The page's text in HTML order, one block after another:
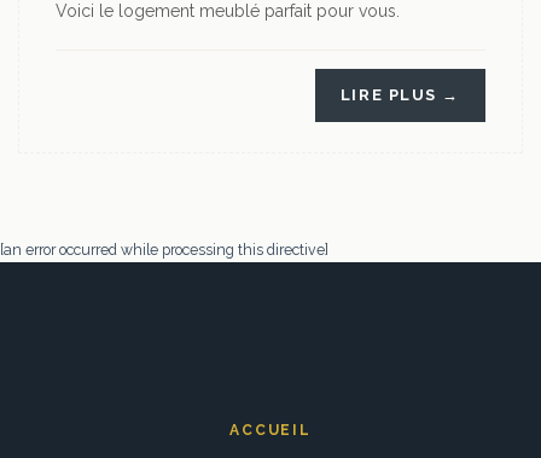
Voici le logement meublé parfait pour vous.
LIRE PLUS →
[an error occurred while processing this directive]
ACCUEIL